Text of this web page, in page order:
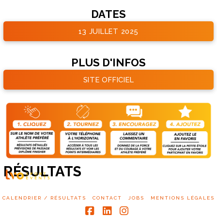
DATES
13 JUILLET 2025
PLUS D'INFOS
SITE OFFICIEL
RÉSULTATS
CALENDRIER / RÉSULTATS CONTACT JOBS MENTIONS LÉGALES